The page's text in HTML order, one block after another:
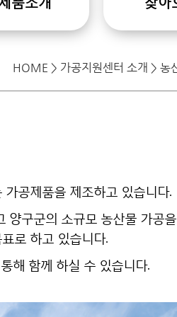
HOME > 가공지원센터 소개 > 농
공제품을 제조하고 있습니다.
구군의 소규모 농산물 가공
로 하고 있습니다.
해 함께 하실 수 있습니다.